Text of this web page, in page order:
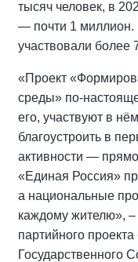
тысяч человек, в
— почти 1 миллион.
участвовали более
«Проект
среды» по-
его, участвуют в
благоустроить в
активности —
«Единая Россия»
а национальные
каждому жителю», –
партийного
Государственного